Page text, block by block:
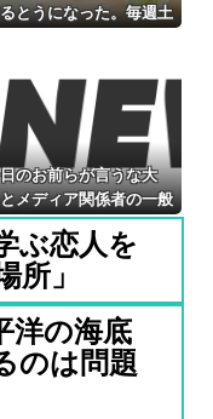
とうになった。毎週土
い。
のお前らが言うな大
メディア関係者の一般
言にツッコミ殺到、被
避難所でカメラまわすの
は……
ぶ恋人を
所」
洋の海底
のは問題